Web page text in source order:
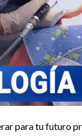
para tu futuro